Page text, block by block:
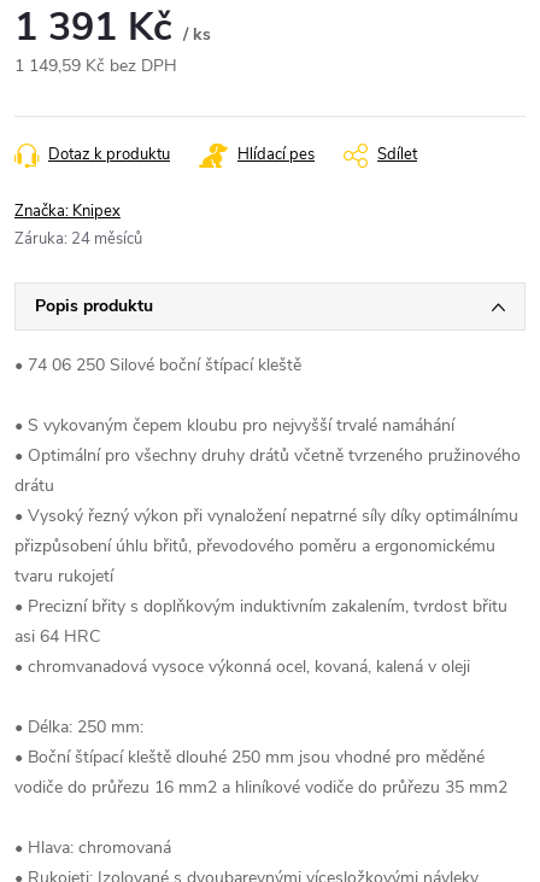
1 391 Kč / ks
1 149,59 Kč bez DPH
cena:
Dotaz k produktu Hlídací pes Sdílet
Značka: Knipex
Záruka: 24 měsíců
Popis produktu
• 74 06 250 Silové boční štípací kleště
• S vykovaným čepem kloubu pro nejvyšší trvalé namáhání
• Optimální pro všechny druhy drátů včetně tvrzeného pružinového
drátu
• Vysoký řezný výkon při vynaložení nepatrné síly díky optimálnímu
přizpůsobení úhlu břitů, převodového poměru a ergonomickému
tvaru rukojetí
• Precizní břity s doplňkovým induktivním zakalením, tvrdost břitu
asi 64 HRC
• chromvanadová vysoce výkonná ocel, kovaná, kalená v oleji
• Délka: 250 mm:
• Boční štípací kleště dlouhé 250 mm jsou vhodné pro měděné
vodiče do průřezu 16 mm2 a hliníkové vodiče do průřezu 35 mm2
• Hlava: chromovaná